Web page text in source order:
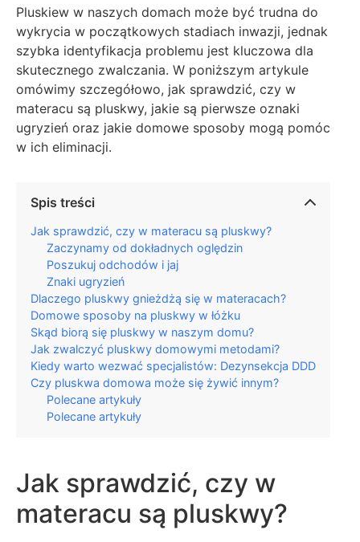
Pluskiew w naszych domach może być trudna do
wykrycia w początkowych stadiach inwazji, jednak
szybka identyfikacja problemu jest kluczowa dla
skutecznego zwalczania. W poniższym artykule
omówimy szczegółowo, jak sprawdzić, czy w
materacu są pluskwy, jakie są pierwsze oznaki
ugryzień oraz jakie domowe sposoby mogą pomóc
w ich eliminacji.
Spis treści
Jak sprawdzić, czy w materacu są pluskwy?
Zaczynamy od dokładnych oględzin
Poszukuj odchodów i jaj
Znaki ugryzień
Dlaczego pluskwy gnieżdżą się w materacach?
Domowe sposoby na pluskwy w łóżku
Skąd biorą się pluskwy w naszym domu?
Jak zwalczyć pluskwy domowymi metodami?
Kiedy warto wezwać specjalistów: Dezynsekcja DDD
Czy pluskwa domowa może się żywić innym?
Polecane artykuły
Polecane artykuły
Jak sprawdzić, czy w
materacu są pluskwy?